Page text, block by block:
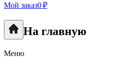
Мой заказ0 ₽
На главную
Меню